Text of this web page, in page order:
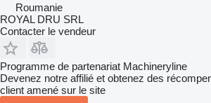
Roumanie
ROYAL DRU SRL
Contacter le vendeur
Programme de partenariat Machineryline
Devenez notre affilié et obtenez des
client amené sur le site